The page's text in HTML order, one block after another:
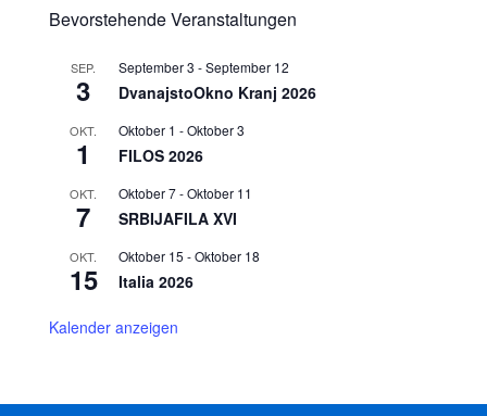
Bevorstehende Veranstaltungen
SEP.
3
September 3 -September 12
DvanajstoOkno Kranj 2026
OKT.
1
Oktober 1 -Oktober 3
FILOS 2026
OKT.
7
Oktober 7-Oktober 11
SRBIJAFILA XVI
OKT.
15
Oktober 15 -Oktober 18
Italia 2026
Kalender anzeigen